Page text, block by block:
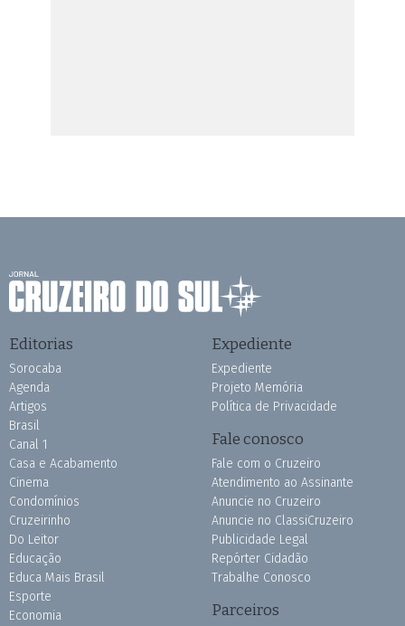
Editorias
Sorocaba
Agenda
Artigos
Brasil
Canal 1
Casa e Acabamento
Cinema
Condomínios
Cruzeirinho
Do Leitor
Educação
Educa Mais Brasil
Esporte
Economia
Expediente
Expediente
Projeto Memória
Política de Privacidade
Fale conosco
Fale com o Cruzeiro
Atendimento ao Assinante
Anuncie no Cruzeiro
Anuncie no ClassiCruzeiro
Publicidade Legal
Repórter Cidadão
Trabalhe Conosco
Parceiros